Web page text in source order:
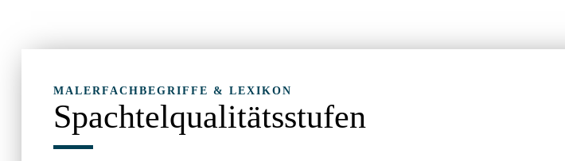
MALERFACHBEGRIFFE & LEXIKON
Spachtelqualitätsstufen